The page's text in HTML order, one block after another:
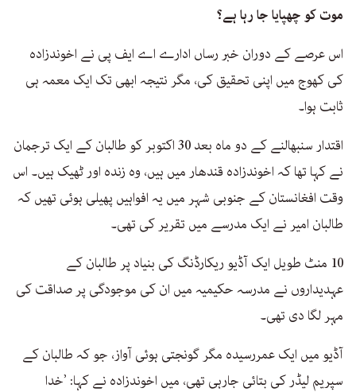
موت کو چھپایا جا رہا ہے؟
اس عرصے کے دوران خبر رساں ادارے اے ایف پی نے اخوندزادہ
کی کھوج میں اپنی تحقیق کی، مگر نتیجہ ابھی تک ایک معمہ ہی
ثابت ہوا۔
اقتدار سنبھالنے کے دو ماہ بعد 30 اکتوبر کو طالبان کے ایک ترجمان
نے کہا تھا کہ اخوندزادہ قندھار میں ہیں، وہ زندہ اور ٹھیک ہیں۔ اس
وقت افغانستان کے جنوبی شہر میں یہ افواہیں پھیلی ہوئی تھیں کہ
طالبان امیر نے ایک مدرسے میں تقریر کی تھی۔
10 منٹ طویل ایک آڈیو ریکارڈنگ کی بنیاد پر طالبان کے
عہدیداروں نے مدرسہ حکیمیہ میں ان کی موجودگی پر صداقت کی
مہر لگا دی تھی۔
آڈیو میں ایک عمررسیدہ مگر گونجتی ہوئی آواز، جو کہ طالبان کے
سپریم لیڈر کی بتائی جارہی تھی، میں اخوندزادہ نے کہا: ’خدا